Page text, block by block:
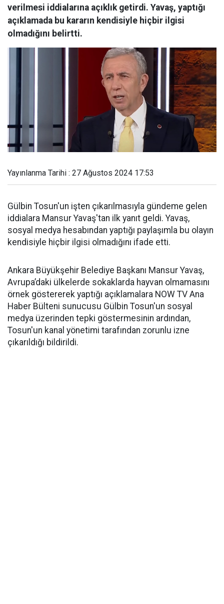
verilmesi iddialarına açıklık getirdi. Yavaş, yaptığı
açıklamada bu kararın kendisiyle hiçbir ilgisi
olmadığını belirtti.
Yayınlanma Tarihi : 27 Ağustos 2024 17:53
Gülbin Tosun'un işten çıkarılmasıyla gündeme gelen
iddialara Mansur Yavaş'tan ilk yanıt geldi. Yavaş,
sosyal medya hesabından yaptığı paylaşımla bu olayın
kendisiyle hiçbir ilgisi olmadığını ifade etti.
Ankara Büyükşehir Belediye Başkanı Mansur Yavaş,
Avrupa’daki ülkelerde sokaklarda hayvan olmamasını
örnek göstererek yaptığı açıklamalara NOW TV Ana
Haber Bülteni sunucusu Gülbin Tosun'un sosyal
medya üzerinden tepki göstermesinin ardından,
Tosun'un kanal yönetimi tarafından zorunlu izne
çıkarıldığı bildirildi.